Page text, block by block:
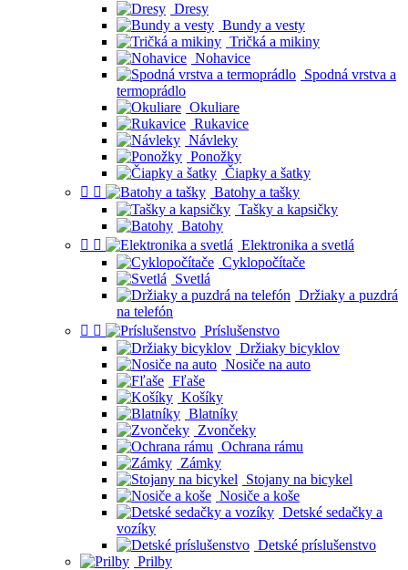
Dresy
Bundy a vesty
Tričká a mikiny
Nohavice
Spodná vrstva a
termoprádlo
Okuliare
Rukavice
Návleky
Ponožky
Čiapky a šatky
 
Batohy a tašky
Tašky a kapsičky
Batohy
 
Elektronika a svetlá
Cyklopočítače
Svetlá
Držiaky a puzdrá
na telefón
 
Príslušenstvo
Držiaky bicyklov
Nosiče na auto
Fľaše
Košíky
Blatníky
Zvončeky
Ochrana rámu
Zámky
Stojany na bicykel
Nosiče a koše
Detské sedačky a
vozíky
Detské príslušenstvo
Prilby